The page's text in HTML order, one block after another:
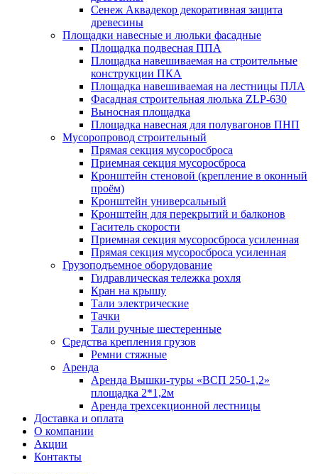
Сенеж Аквадекор декоративная защита
древесины
Площадки навесные и люльки фасадные
Площадка подвесная ППА
Площадка навешиваемая на строительные
конструкции ПКА
Площадка навешиваемая на лестницы ПЛА
Фасадная строительная люлька ZLP-630
Выносная площадка
Площадка навесная для полувагонов ПНП
Мусоропровод строительный
Прямая секция мусоросброса
Приемная секция мусоросброса
Кронштейн стеновой (крепление в оконный
проём)
Кронштейн универсальный
Кронштейн для перекрытий и балконов
Гаситель скорости
Приемная секция мусоросброса усиленная
Прямая секция мусоросброса усиленная
Грузоподъемное оборудование
Гидравлическая тележка рохля
Кран на крышу
Тали электрические
Тачки
Тали ручные шестеренные
Средства крепления грузов
Ремни стяжные
Аренда
Аренда Вышки-туры «ВСП 250-1,2»
площадка 2*1,2м
Аренда трехсекционной лестницы
Доставка и оплата
О компании
Акции
Контакты